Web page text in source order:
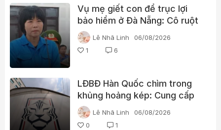
Vụ mẹ giết con để trục lợi
bảo hiểm ở Đà Nẵng: Cô ruột
phát hiện dấu hiệu bất thường
Lê Nhã Linh
06/08/2026
1
6
LĐBĐ Hàn Quốc chìm trong
khủng hoảng kép: Cung cấp
gái gọi cho trọng tài, cảnh sát
đột kích trụ sở
Lê Nhã Linh
06/08/2026
0
1